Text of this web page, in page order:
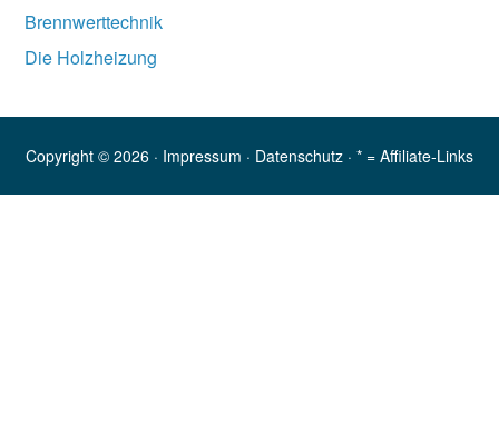
Brennwerttechnik
Die Holzheizung
Copyright © 2026 · Impressum · Datenschutz · * = Affiliate-Links